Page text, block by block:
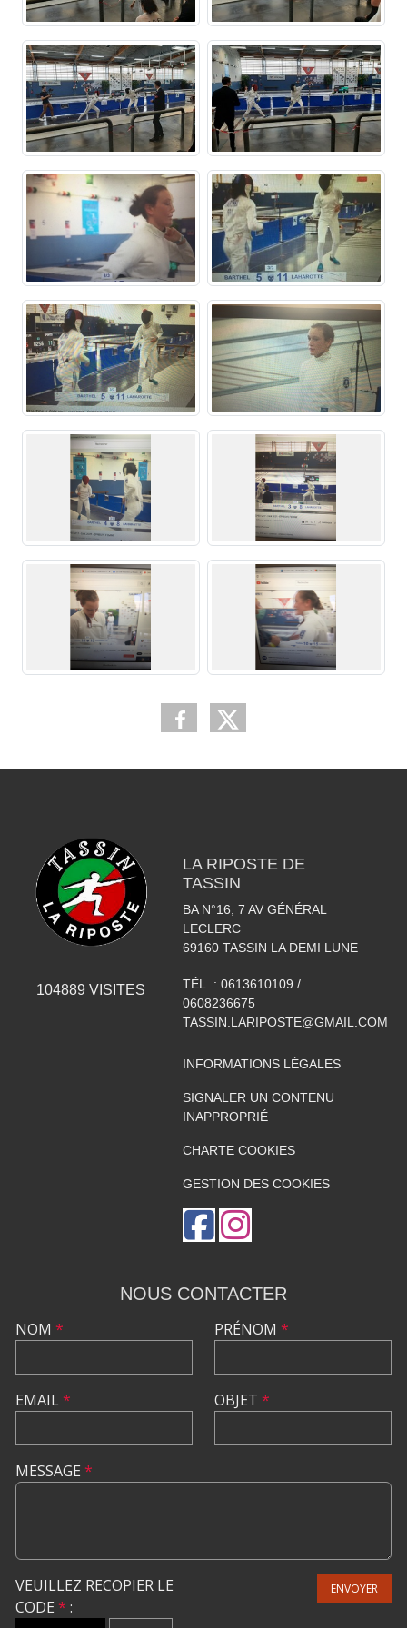
104889 VISITES
LA RIPOSTE DE
TASSIN
BA N°16, 7 AV GÉNÉRAL
LECLERC
69160 TASSIN LA DEMI LUNE
TÉL. : 0613610109 /
0608236675
TASSIN.LARIPOSTE@GMAIL.COM
INFORMATIONS LÉGALES
SIGNALER UN CONTENU
INAPPROPRIÉ
CHARTE COOKIES
GESTION DES COOKIES
NOUS CONTACTER
NOM *
EMAIL*
PRÉNOM *
OBJET *
MESSAGE *
VEUILLEZ RECOPIER LE
CODE * :
ENVOYER